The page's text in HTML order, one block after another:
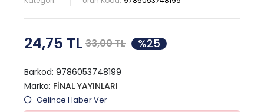
24,75 TL 33,00 TL %25
Barkod: 9786053748199
Marka: FİNAL YAYINLARI
Gelince Haber Ver